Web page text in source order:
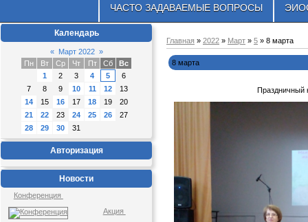
ЧАСТО ЗАДАВАЕМЫЕ ВОПРОСЫ
Календарь
« Март 2022 »
Пн
Вт Ср Чт Пт Сб
Вс
1
2 3 4 5
6
7
8 9 10 11 12
13
14
15 16 17 18 19
20
21
22 23 24 25 26
27
28
29 30 31
Авторизация
Новости
Конференция
Акция
Главная » 2022 » Март » 5 » 8 марта
8 марта
Праздничный